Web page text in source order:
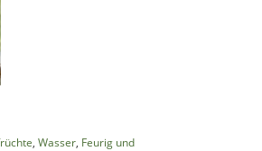
, Wasser, Feurig und